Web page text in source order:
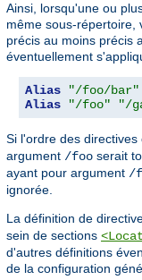
Ainsi, lorsqu'une ou
même sous-répertoire,
précis au moins précis
éventuellement
Alias "/foo/bar"
Alias
"/foo" "/
Si l'ordre des
argument /foo serait
ayant pour argument /
ignorée.
La définition de
sein de sections
d'autres définitions
de la configuration